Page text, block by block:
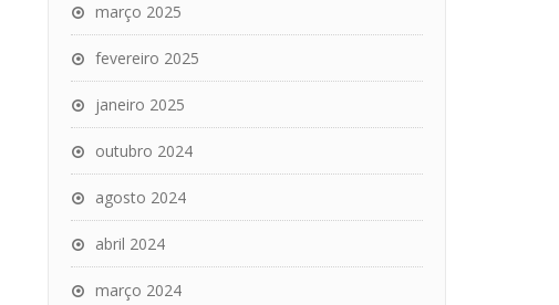
março 2025
fevereiro 2025
janeiro 2025
outubro 2024
agosto 2024
abril 2024
março 2024